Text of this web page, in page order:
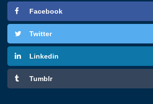
Facebook
Twitter
Linkedin
Tumblr